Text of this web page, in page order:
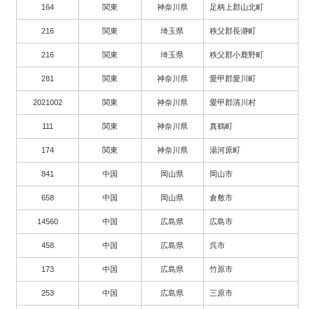
164 関東 神奈川県 足柄上郡山北町
216 関東 埼玉県 秩父郡長瀞町
216 関東 埼玉県 秩父郡小鹿野町
281 関東 神奈川県 愛甲郡愛川町
2021002 関東 神奈川県 愛甲郡清川村
111 関東 神奈川県 真鶴町
174 関東 神奈川県 湯河原町
841 中国 岡山県 岡山市
658 中国 岡山県 倉敷市
14560 中国 広島県 広島市
458 中国 広島県 呉市
173 中国 広島県 竹原市
253 中国 広島県 三原市